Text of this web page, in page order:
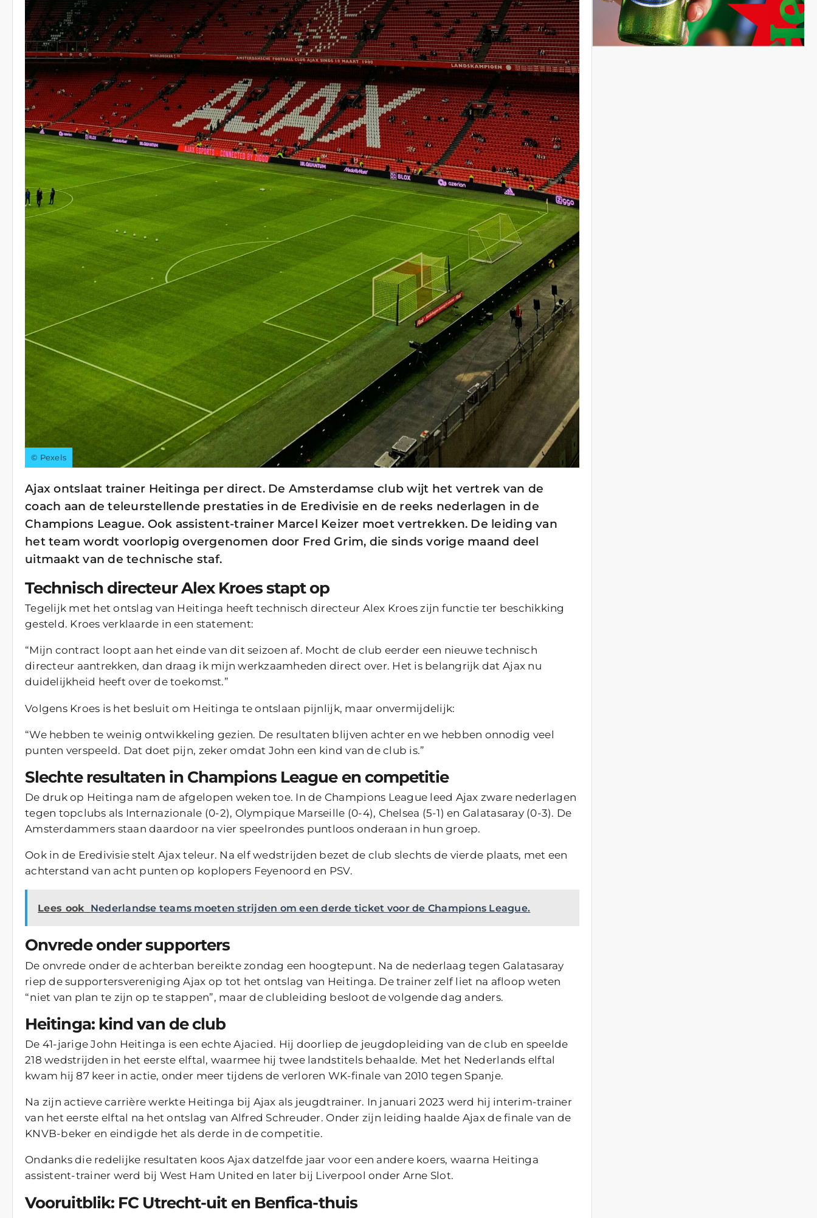
© Pexels
Ajax ontslaat trainer Heitinga per direct. De Amsterdamse club wijt het vertrek van de
coach aan de teleurstellende prestaties in de Eredivisie en de reeks nederlagen in de
Champions League. Ook assistent-trainer Marcel Keizer moet vertrekken. De leiding van
het team wordt voorlopig overgenomen door Fred Grim, die sinds vorige maand deel
uitmaakt van de technische staf.
Technisch directeur Alex Kroes stapt op
Tegelijk met het ontslag van Heitinga heeft technisch directeur Alex Kroes zijn functie ter beschikking
gesteld. Kroes verklaarde in een statement:
“Mijn contract loopt aan het einde van dit seizoen af. Mocht de club eerder een nieuwe technisch
directeur aantrekken, dan draag ik mijn werkzaamheden direct over. Het is belangrijk dat Ajax nu
duidelijkheid heeft over de toekomst.”
Volgens Kroes is het besluit om Heitinga te ontslaan pijnlijk, maar onvermijdelijk:
“We hebben te weinig ontwikkeling gezien. De resultaten blijven achter en we hebben onnodig veel
punten verspeeld. Dat doet pijn, zeker omdat John een kind van de club is.”
Slechte resultaten in Champions League en competitie
De druk op Heitinga nam de afgelopen weken toe. In de Champions League leed Ajax zware nederlagen
tegen topclubs als Internazionale (0-2), Olympique Marseille (0-4), Chelsea (5-1) en Galatasaray (0-3). De
Amsterdammers staan daardoor na vier speelrondes puntloos onderaan in hun groep.
Ook in de Eredivisie stelt Ajax teleur. Na elf wedstrijden bezet de club slechts de vierde plaats, met een
achterstand van acht punten op koplopers Feyenoord en PSV.
Lees ook Nederlandse teams moeten strijden om een derde ticket voor de Champions League.
Onvrede onder supporters
De onvrede onder de achterban bereikte zondag een hoogtepunt. Na de nederlaag tegen Galatasaray
riep de supportersvereniging Ajax op tot het ontslag van Heitinga. De trainer zelf liet na afloop weten
“niet van plan te zijn op te stappen”, maar de clubleiding besloot de volgende dag anders.
Heitinga: kind van de club
De 41-jarige John Heitinga is een echte Ajacied. Hij doorliep de jeugdopleiding van de club en speelde
218 wedstrijden in het eerste elftal, waarmee hij twee landstitels behaalde. Met het Nederlands elftal
kwam hij 87 keer in actie, onder meer tijdens de verloren WK-finale van 2010 tegen Spanje.
Na zijn actieve carrière werkte Heitinga bij Ajax als jeugdtrainer. In januari 2023 werd hij interim-trainer
van het eerste elftal na het ontslag van Alfred Schreuder. Onder zijn leiding haalde Ajax de finale van de
KNVB-beker en eindigde het als derde in de competitie.
Ondanks die redelijke resultaten koos Ajax datzelfde jaar voor een andere koers, waarna Heitinga
assistent-trainer werd bij West Ham United en later bij Liverpool onder Arne Slot.
Vooruitblik: FC Utrecht-uit en Benfica-thuis